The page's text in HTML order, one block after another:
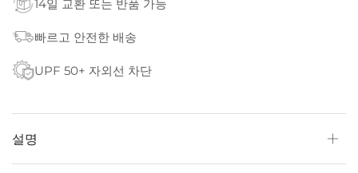
14일 교환 또는 반품 가능
빠르고 안전한 배송
UPF 50+ 자외선 차단
설명